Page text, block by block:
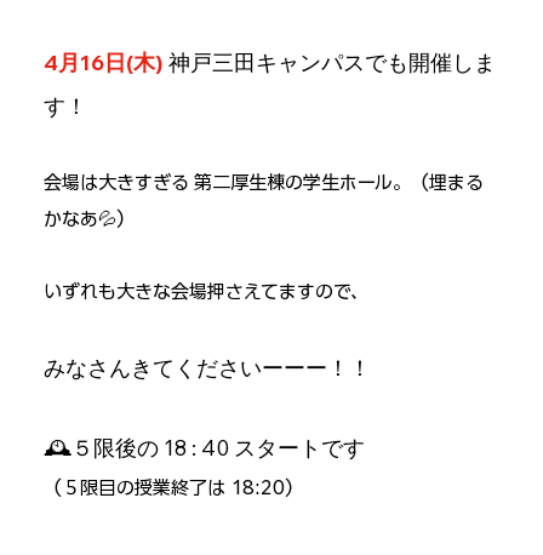
4月16日(木) 神戸三田キャンパスでも開催しま
す！
会場は大きすぎる 第二厚生棟の学生ホール。（埋まる
かなあ💦）
いずれも大きな会場押さえてますので、
みなさんきてくださいーーー！！
🕰️５限後の 18 : 40 スタートです
（５限目の授業終了は 18:20）